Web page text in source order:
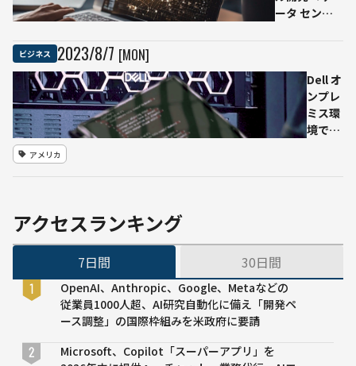
ど組み
ータ センタ
SuperPOD」
導入 欧州最
大規模に
ビジネス 2023/8/7 [MON]
Dell オ
ンプレ
ミス環
境で生
アメリカ
アクセスランキング
7日間 30日間
OpenAI、Anthropic、Google、Metaなどの
従業員1000人超、AI研究自動化に備え「開発ペ
ース調整」の国際枠組みを米政府に要請
Microsoft、Copilot「スーパーアプリ」を